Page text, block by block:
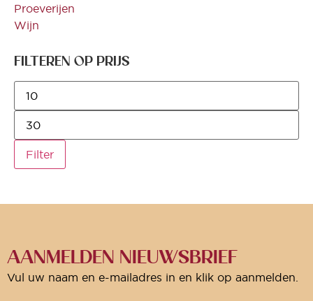
Proeverijen
Wijn
FILTEREN OP PRIJS
Filter
AANMELDEN NIEUWSBRIEF
Vul uw naam en e-mailadres in en klik op aanmelden.